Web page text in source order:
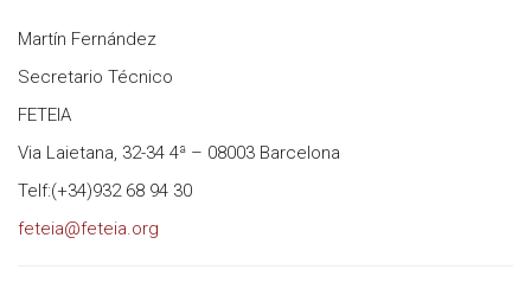
Martín Fernández
Secretario Técnico
FETEIA
Via Laietana, 32-34 4ª – 08003 Barcelona
Telf:(+34)932 68 94 30
feteia@feteia.org